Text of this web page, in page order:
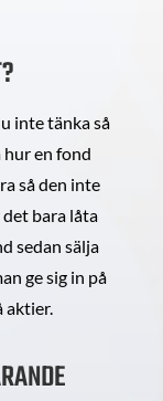
inte tänka så
hur en fond
så den inte
bara låta
sedan sälja
ge sig in på
aktier.